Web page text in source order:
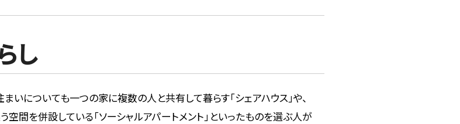
し
いについても一つの家に複数の人と共有して暮らす「シェアハウス」や、
間を併設している「ソーシャルアパートメント」といったものを選ぶ人が